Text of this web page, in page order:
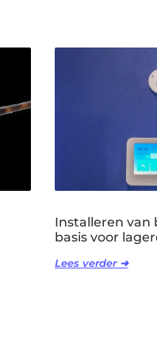
Installeren van
basis voor
Lees verder ➜